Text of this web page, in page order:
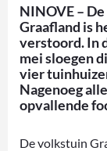
NINOVE –
Graafland is
verstoord. In
mei sloegen
vier
Nagenoeg
opvallende
De volkstuin